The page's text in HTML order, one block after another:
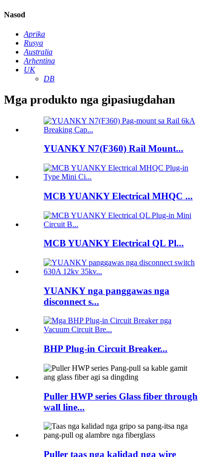
Nasod
Aprika
Rusya
Australia
Arhentina
UK
DB
Mga produkto nga gipasiugdahan
YUANKY N7(F360) Rail Mount...
MCB YUANKY Electrical MHQC ...
MCB YUANKY Electrical QL Pl...
YUANKY nga panggawas nga
disconnect s...
BHP Plug-in Circuit Breaker...
Puller HWP series Glass fiber through
wall line...
Puller taas nga kalidad nga wire